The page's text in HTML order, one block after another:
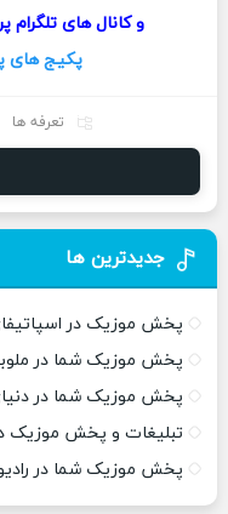
و کانال های تلگرام
پکیج های
تعرفه ها
جدیدترین ها
پخش موزیک در
پخش موزیک شما در
پخش موزیک شما در
تبلیغات و پخش موزیک
پخش موزیک شما در